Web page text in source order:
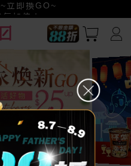
立即換GO~
+全點折上折超划算
氣加倍！